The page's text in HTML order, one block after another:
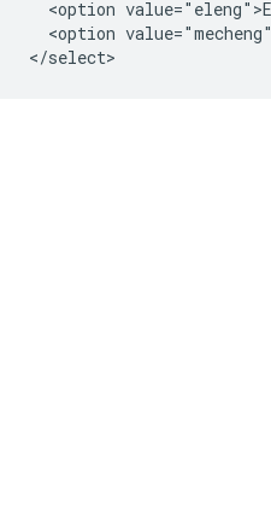
<option
<option